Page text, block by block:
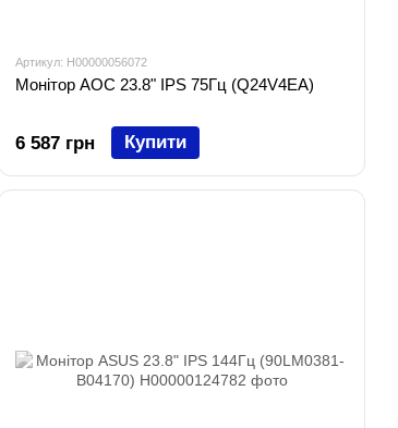
Артикул: H00000056072
Монітор AOC 23.8" IPS 75Гц (Q24V4EA)
6 587 грн Купити